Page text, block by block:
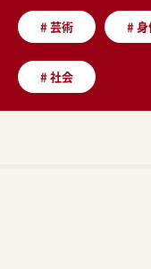
#芸術 #
#社会